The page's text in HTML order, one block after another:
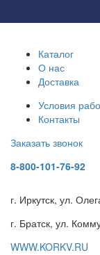
Каталог
О нас
Доставка
Условия
Контакты
Заказать звонок
8-800-101-76-92
г. Иркутск, ул.
г. Братск, ул.
WWW.KORKV.RU